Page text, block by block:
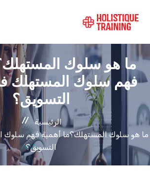
دليل الدورات
التصنيفات
ما هو سلوك
فهم سلوك المستهلك
التسويق؟
الرئيسية
ما هو سلوك المستهلك؟ما أهمية فهم سلوك
التسويق؟